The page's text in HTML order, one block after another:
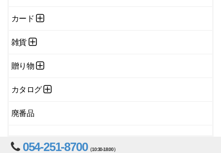
カード
雑貨
贈り物
カタログ
廃番品
054-251-8700（10:30-18:00）